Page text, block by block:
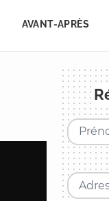
AVANT-APRÈS